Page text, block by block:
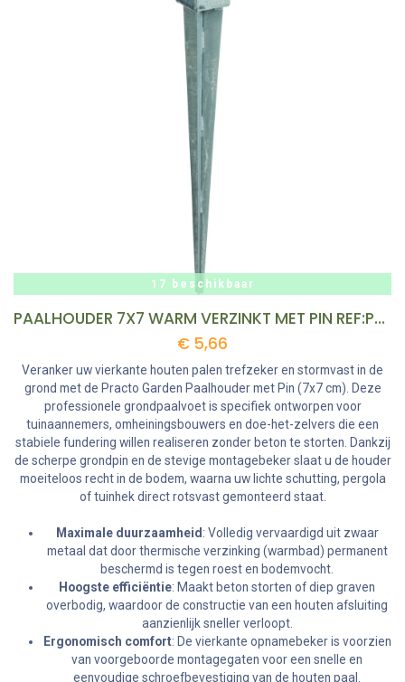
17 beschikbaar
PAALHOUDER 7X7 WARM VERZINKT MET PIN REF:PH7X7 PRACTOGARDEN
€ 5,66
Veranker uw vierkante houten palen trefzeker en stormvast in de
grond met de Practo Garden Paalhouder met Pin (7x7 cm). Deze
professionele grondpaalvoet is specifiek ontworpen voor
tuinaannemers, omheiningsbouwers en doe-het-zelvers die een
stabiele fundering willen realiseren zonder beton te storten. Dankzij
de scherpe grondpin en de stevige montagebeker slaat u de houder
moeiteloos recht in de bodem, waarna uw lichte schutting, pergola
of tuinhek direct rotsvast gemonteerd staat.
Maximale duurzaamheid : Volledig vervaardigd uit zwaar
metaal dat door thermische verzinking (warmbad) permanent
beschermd is tegen roest en bodemvocht.
Hoogste efficiëntie: Maakt beton storten of diep graven
overbodig, waardoor de constructie van een houten afsluiting
aanzienlijk sneller verloopt.
Ergonomisch comfort: De vierkante opnamebeker is voorzien
van voorgeboorde montagegaten voor een snelle en
eenvoudige schroefbevestiging van de houten paal.